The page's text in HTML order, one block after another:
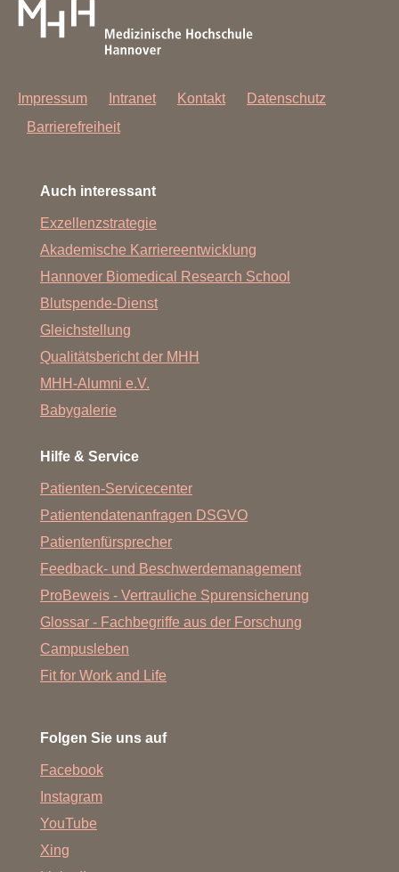
Impressum Intranet Kontakt
Datenschutz
Barrierefreiheit
Auch interessant
Exzellenzstrategie
Akademische Karriereentwicklung
Hannover Biomedical Research School
Blutspende-Dienst
Gleichstellung
Qualitätsbericht der MHH
MHH-Alumni e.V.
Babygalerie
Hilfe & Service
Patienten-Servicecenter
Patientendatenanfragen DSGVO
Patientenfürsprecher
Feedback- und Beschwerdemanagement
ProBeweis - Vertrauliche Spurensicherung
Glossar - Fachbegriffe aus der Forschung
Campusleben
Fit for Work and Life
Folgen Sie uns auf
Facebook
Instagram
YouTube
Xing